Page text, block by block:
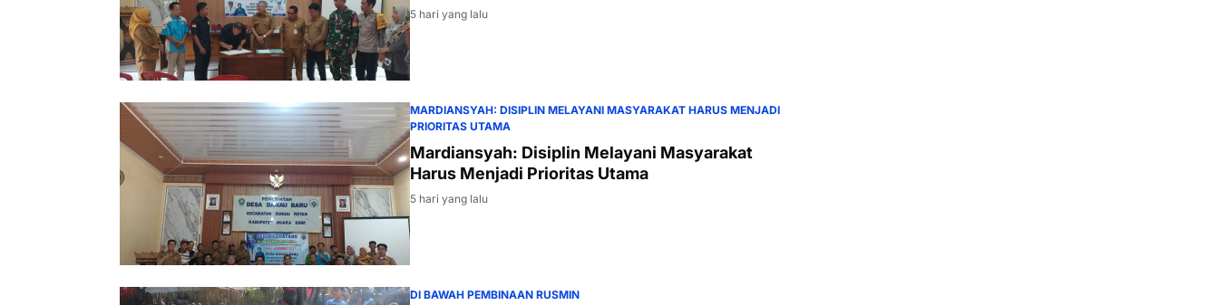
5 hari yang lalu
MARDIANSYAH: DISIPLIN MELAYANI MASYARAKAT HARUS MENJADI
PRIORITAS UTAMA
Mardiansyah: Disiplin Melayani Masyarakat
Harus Menjadi Prioritas Utama
5 hari yang lalu
DI BAWAH PEMBINAAN RUSMIN